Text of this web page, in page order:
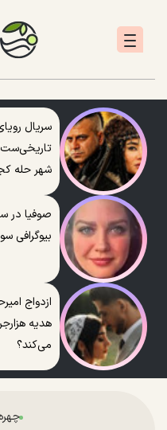
سریال
شهر حله
صوفیا در
بیوگرافی
ازدواج
هدیه
می‌کند؟